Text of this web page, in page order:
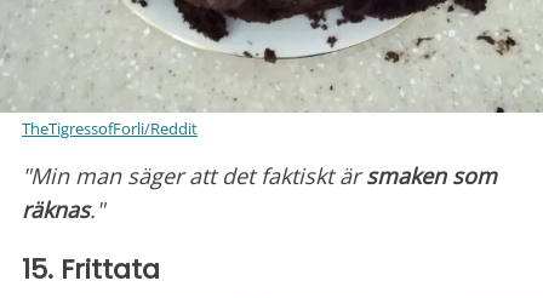
TheTigressofForli/Reddit
"Min man säger att det faktiskt ärsmaken som
räknas."
15. Frittata